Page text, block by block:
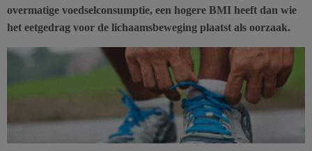
overmatige voedselconsumptie, een hogere BMI heeft dan wie
het eetgedrag voor de lichaamsbeweging plaatst als oorzaak.